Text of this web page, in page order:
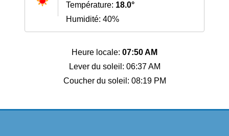
Température: 18.0°
Humidité: 40%
Heure locale: 07:50 AM
Lever du soleil: 06:37 AM
Coucher du soleil: 08:19 PM